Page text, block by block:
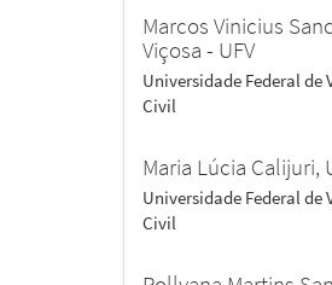
Marcos Vinicius
Viçosa - UFV
Universidade Federal de
Civil
Maria Lúcia Calijuri,
Universidade Federal de
Civil